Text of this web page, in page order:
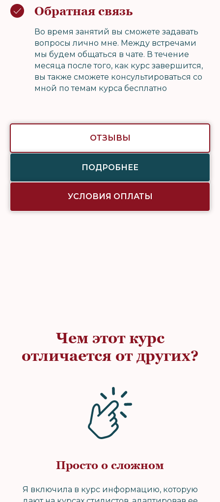
Обратная связь
Во время занятий вы сможете задавать
вопросы лично мне. Между встречами
мы будем общаться в чате. В течение
месяца после того, как курс завершится,
вы также сможете консультироваться со
мной по темам курса бесплатно
ОТЗЫВЫ
ПОДРОБНЕЕ
УСЛОВИЯ ОПЛАТЫ
Чем этот курс
отличается от других?
Просто о сложном
Я включила в курс информацию, которую